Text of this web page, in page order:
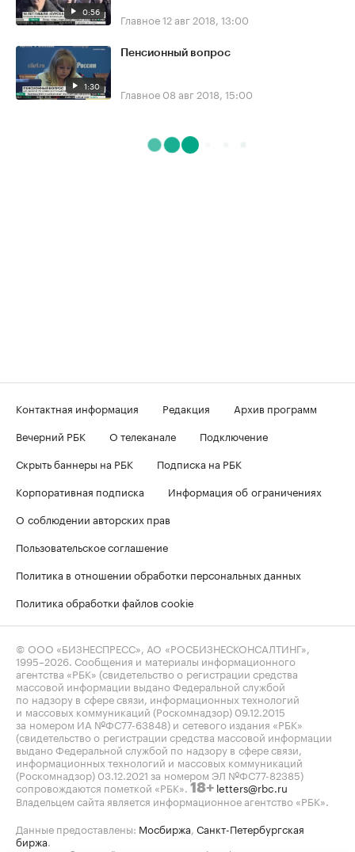
0:56 Главное12 авг 2018, 13:00
1:30
Пенсионный вопрос
Главное 08 авг 2018, 15:00
Контактная информация Редакция
Архив программ
Вечерний РБК
О телеканале
Подключение
Скрыть баннеры на РБК
Подписка на РБК
Корпоративная подписка
Информация об ограничениях
О соблюдении авторских прав
Пользовательское соглашение
Политика в отношении обработки персональных данных
Политика обработки файлов cookie
© ООО «БИЗНЕСПРЕСС», АО «РОСБИЗНЕСКОНСАЛТИНГ»,
1995–2026 . Сообщения и материалы информационного
агентства «РБК» (свидетельство о регистрации средства
массовой информации выдано Федеральной службой
по надзору в сфере связи, информационных технологий
и массовых коммуникаций (Роскомнадзор) 09.12.2015
за номером ИА №ФС77-63848) и сетевого издания «РБК»
(свидетельство о регистрации средства массовой информации
выдано Федеральной службой по надзору в сфере связи,
информационных технологий и массовых коммуникаций
(Роскомнадзор) 03.12.2021 за номером ЭЛ №ФС77-82385)
сопровождаются пометкой «РБК». 18+ letters@rbc.ru
Владельцем сайта является информационное агентство «РБК».
Данные предоставлены: Мосбиржа Санкт-Петербургская
биржа